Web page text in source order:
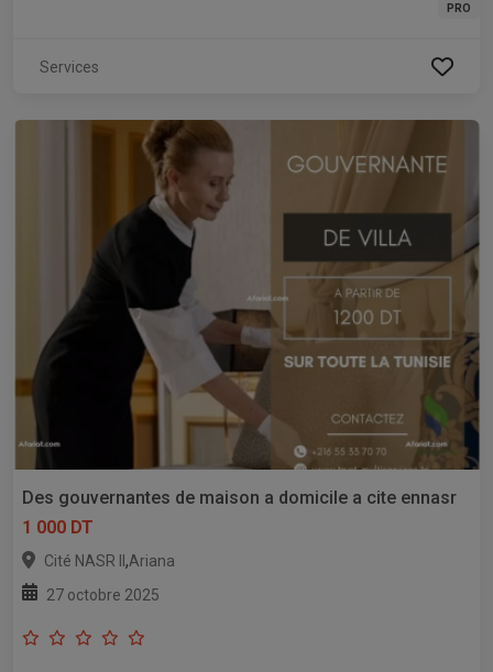
PRO
Services
Des gouvernantes de maison a domicile a cite ennasr
1 000 DT
Cité NASR II ,Ariana
27 octobre 2025